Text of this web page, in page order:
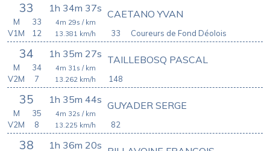
33 1h 34m 37s
33
CAETANO YVAN
4m 29s / km
13.381 km/h
M
33
V1M
12 Coureurs de Fond Déolois
34 1h 35m 27s
148
TAILLEBOSQ PASCAL
4m 31s / km
13.262 km/h
M
34
V2M
7
35 1h 35m 44s
82
GUYADER SERGE
4m 32s / km
13.225 km/h
M
35
V2M
8
38 1h 36m 20s